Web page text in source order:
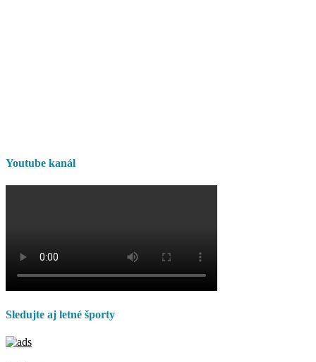
Youtube kanál
Sledujte aj letné športy